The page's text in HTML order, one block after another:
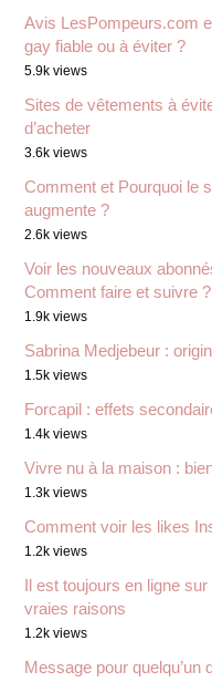
Avis LesPompeurs.com
gay fiable ou à éviter ?
5.9k views
Sites de vêtements à
d’acheter
3.6k views
Comment et Pourquoi le
augmente ?
2.6k views
Voir les nouveaux
Comment faire et suivre ?
1.9k views
Sabrina Medjebeur :
1.5k views
Forcapil : effets
1.4k views
Vivre nu à la maison :
1.3k views
Comment voir les likes
1.2k views
Il est toujours en ligne
vraies raisons
1.2k views
Message pour quelqu’un